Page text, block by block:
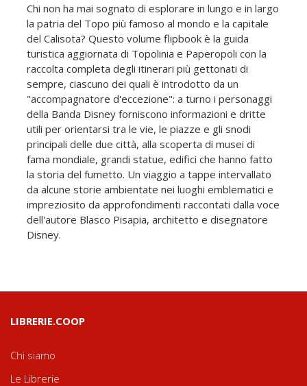
Chi non ha mai sognato di esplorare in lungo e in largo
la patria del Topo più famoso al mondo e la capitale
del Calisota? Questo volume flipbook è la guida
turistica aggiornata di Topolinia e Paperopoli con la
raccolta completa degli itinerari più gettonati di
sempre, ciascuno dei quali è introdotto da un
"accompagnatore d'eccezione": a turno i personaggi
della Banda Disney forniscono informazioni e dritte
utili per orientarsi tra le vie, le piazze e gli snodi
principali delle due città, alla scoperta di musei di
fama mondiale, grandi statue, edifici che hanno fatto
la storia del fumetto. Un viaggio a tappe intervallato
da alcune storie ambientate nei luoghi emblematici e
impreziosito da approfondimenti raccontati dalla voce
dell'autore Blasco Pisapia, architetto e disegnatore
Disney.
LIBRERIE.COOP
Chi siamo
Le Librerie